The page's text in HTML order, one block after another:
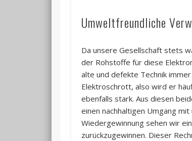
Umweltfreundliche
Da unsere Gesellschaft stets
der Rohstoffe für diese
alte und defekte Technik
Elektroschrott, also wird er
ebenfalls stark. Aus diesen
einen nachhaltigen Umgang
Wiedergewinnung sehen wir
zurückzugewinnen. Dieser